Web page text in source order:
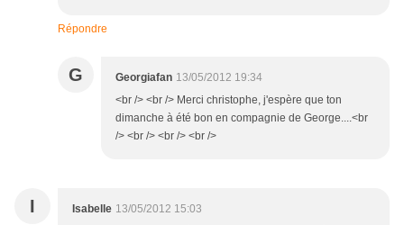
Répondre
G Georgiafan 13/05/2012 19:34
<br /> <br /> Merci christophe, j'espère que ton
dimanche à été bon en compagnie de George....<br
/> <br /> <br /> <br />
I Isabelle 13/05/2012 15:03